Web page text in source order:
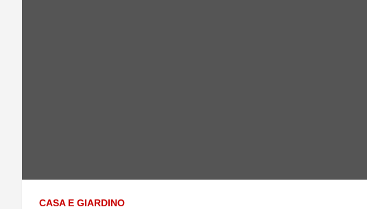
CASA E GIARDINO